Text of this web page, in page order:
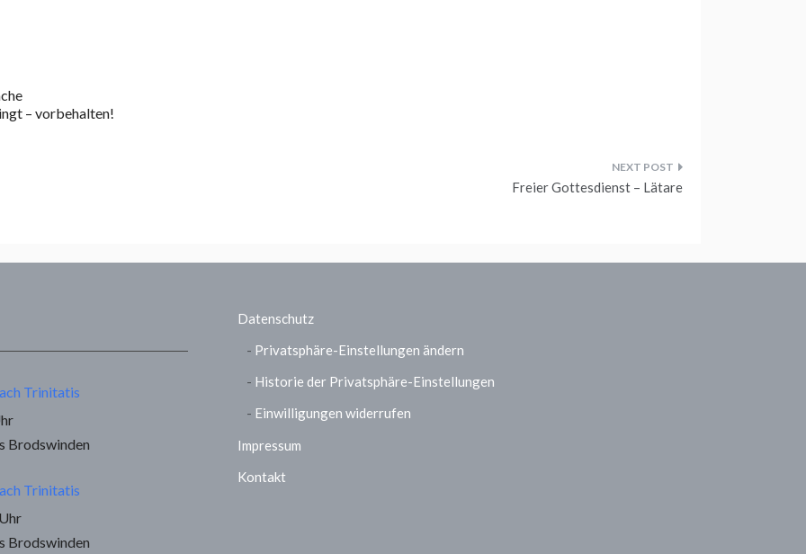
– vorbehalten!
Freier Gottesdienst – Lätare
Trinitatis
Brodswinden
Trinitatis
Brodswinden
Datenschutz
Privatsphäre-Einstellungen ändern
Historie der Privatsphäre-Einstellungen
Einwilligungen widerrufen
Impressum
Kontakt